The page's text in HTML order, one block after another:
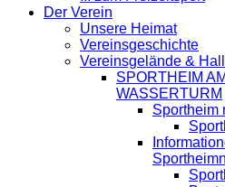
Der Verein
Unsere Heimat
Vereinsgeschichte
Vereinsgelände &
SPORTHEIM AM
WASSERTURM
Sportheim